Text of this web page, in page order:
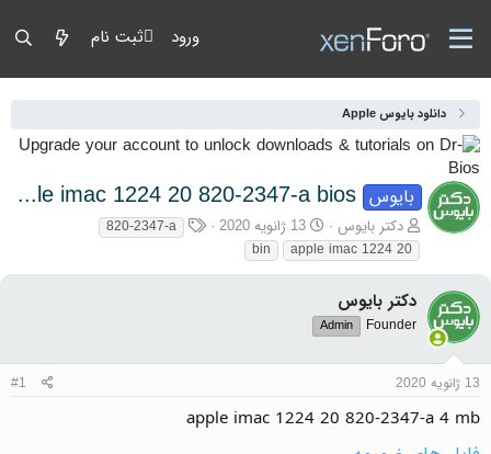
ورود ثبت نام
دانلود بایوس Apple
بایوس apple imac 1224 20 820-2347-a bios
آغازگر گفتمان
دکتر بایوس تاریخ شروع
13 ژانویه 2020 برچسب‌ها
820-2347-a
apple imac 1224 20
bin
دکتر بایوس
Founder
Admin
13 ژانویه 2020 #1
apple imac 1224 20 820-2347-a 4 mb